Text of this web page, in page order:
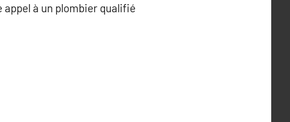
à un plombier qualifié